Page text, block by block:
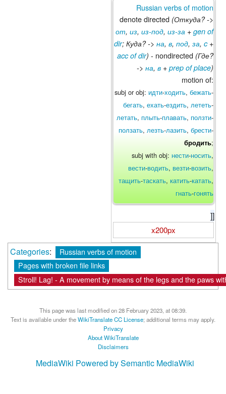
Russian verbs of motion
denote directed (Откуда? ->
от, из, из-под, из-за + gen of
dir; Куда? -> на, в, под, за, c+
acc of dir) - nondirected (Где?
-> на, в + prep of place)
motion of:
subj or obj: идти-ходить, бежать-
бегать, ехать-ездить, лететь-
летать, плыть-плавать, ползти-
ползать, лезть-лазить, брести-
бродить;
subj with obj: нести-носить,
вести-водить, везти-возить,
тащить-таскать, катить-катать,
гнать-гонять
]]
x200px
Categories:
Russian verbs of motion
Pages with broken file links
Stroll! Lag! - A movement by means of the legs and the paws
This page was last modified on 28 February 2023, at 08:39.
Text is available under theWikiTranslate CC License; additional terms may apply.
Privacy
About WikiTranslate
Disclaimers
MediaWiki Powered by Semantic MediaWiki